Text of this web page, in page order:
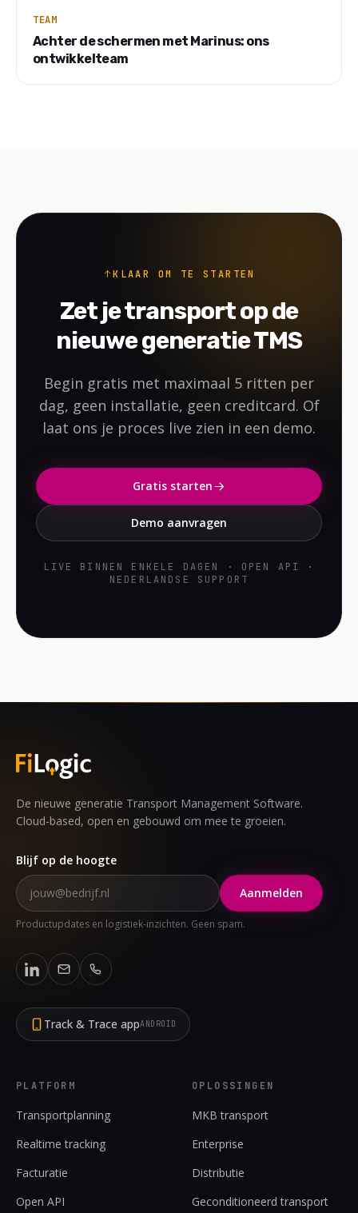
TEAM
Achter de schermen met Marinus: ons
ontwikkelteam
KLAAR OM TE STARTEN
Zet je transport op de
nieuwe generatie TMS
Begin gratis met maximaal 5 ritten per
dag, geen installatie, geen creditcard. Of
laat ons je proces live zien in een demo.
Gratis starten
Demo aanvragen
LIVE BINNEN ENKELE DAGEN · OPEN API ·
NEDERLANDSE SUPPORT
De nieuwe generatie Transport Management Software.
Cloud-based, open en gebouwd om mee te groeien.
Blijf op de hoogte
Aanmelden
Productupdates en logistiek-inzichten. Geen spam.
Track & Trace appANDROID
PLATFORM
Transportplanning
Realtime tracking
Facturatie
Open API
OPLOSSINGEN
MKB transport
Enterprise
Distributie
Geconditioneerd transport